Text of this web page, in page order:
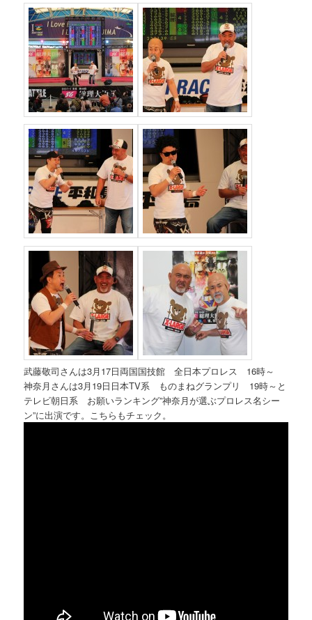
武藤敬司さんは3月17日両国国技館 全日本プロレス 16時～
神奈月さんは3月19日日本TV系 ものまねグランプリ 19時～と
テレビ朝日系 お願いランキング”神奈月が選ぶプロレス名シー
ン”に出演です。こちらもチェック。